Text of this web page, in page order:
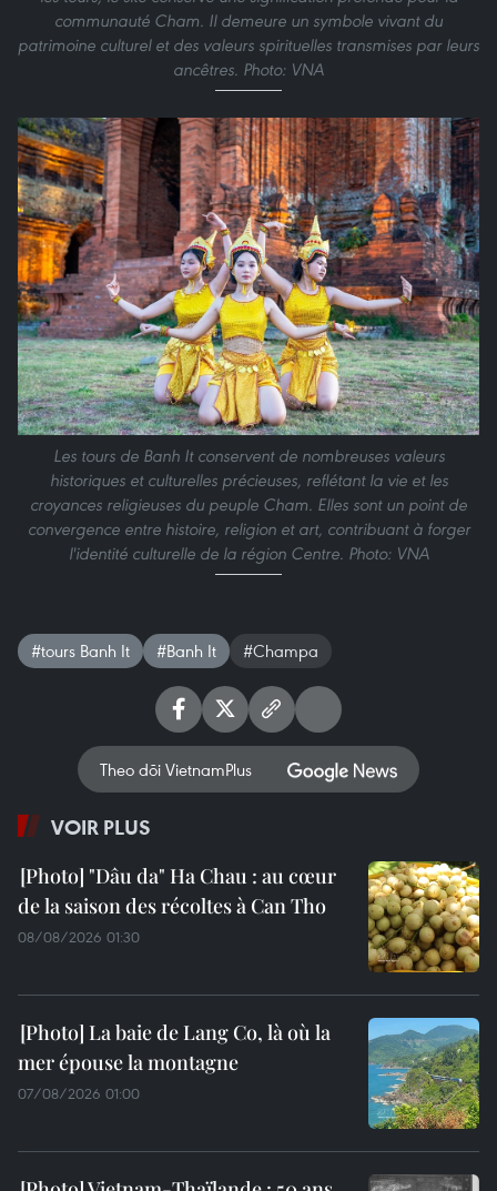
communauté Cham. Il demeure un symbole vivant du
patrimoine culturel et des valeurs spirituelles transmises par leurs
ancêtres. Photo: VNA
Les tours de Banh It conservent de nombreuses valeurs
historiques et culturelles précieuses, reflétant la vie et les
croyances religieuses du peuple Cham. Elles sont un point de
convergence entre histoire, religion et art, contribuant à forger
l'identité culturelle de la région Centre. Photo: VNA
#tours Banh It #Banh It #Champa
Theo dõi VietnamPlus
VOIR PLUS
"Dâu da" Ha Chau : au cœur
de la saison des récoltes à Can Tho
08/08/2026 01:30
La baie de Lang Co, là où la
mer épouse la montagne
07/08/2026 01:00